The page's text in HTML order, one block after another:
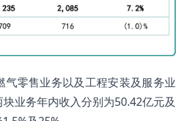
气零售业务以及工程安装及服务业
业务年内收入分别为50.42亿元及